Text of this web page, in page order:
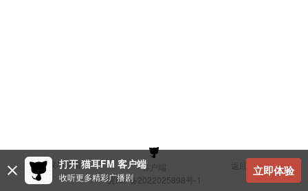
建议与反馈 客户端
返回顶部
冀ICP备2022025898号-1
打开 猫耳FM 客户端
收听更多精彩广播剧 立即体验